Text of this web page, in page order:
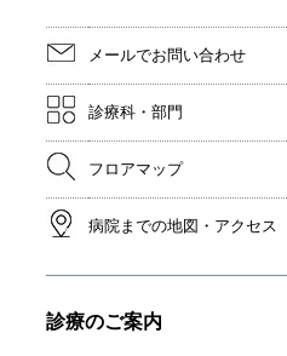
メールでお問い合わせ
診療科・部門
フロアマップ
病院までの地図・アクセス
診療のご案内